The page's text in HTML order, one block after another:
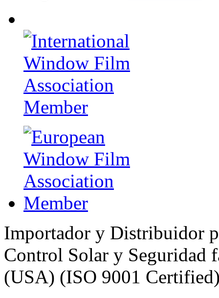
Importador y Distribuidor
Control Solar y Seguridad
(USA) (ISO 9001